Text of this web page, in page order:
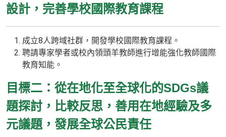
設計，完善學校國際教育課程
成立8人跨域社群，開發學校國際教育課程。
聘請專家學者或校內領頭羊教師進行增能強化教師國際
教育知能。
目標二： 從在地化至全球化的SDGs議
題探討，比較反思，善用在地經驗及多
元議題，發展全球公民責任